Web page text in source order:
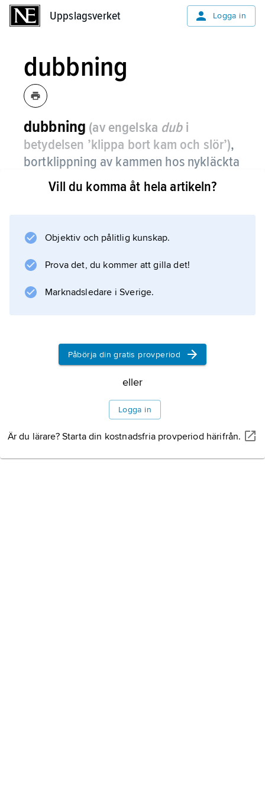
Uppslagsverket Logga in
dubbning
dubbning (av engelska dubi
betydelsen ’klippa bort kam och slör’),
bortklippning av kammen hos nykläckta
kycklingar för att minska hönsens
aggressivitet.
Vill du komma åt hela artikeln?
Objektiv och pålitlig kunskap.
Prova det, du kommer att gilla det!
Marknadsledare i Sverige.
Påbörja din gratis provperiod
eller
Logga in
Är du lärare? Starta din kostnadsfria provperiod härifrån.